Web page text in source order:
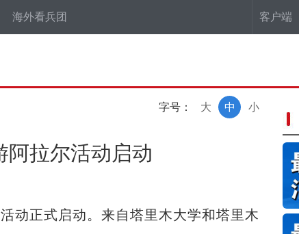
客户端
海外看兵团
字号： 小
中
大
阿拉尔活动启动
正式启动。来自塔里木大学和塔里木